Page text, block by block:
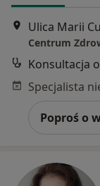
Ulica Marii
Centrum
Konsultacja
Poproś o